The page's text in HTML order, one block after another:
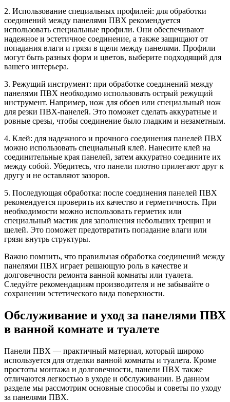
2. Использование специальных профилей: для обработки
соединений между панелями ПВХ рекомендуется
использовать специальные профили. Они обеспечивают
надежное и эстетичное соединение, а также защищают от
попадания влаги и грязи в щели между панелями. Профили
могут быть разных форм и цветов, выберите подходящий для
вашего интерьера.
3. Режущий инструмент: при обработке соединений между
панелями ПВХ необходимо использовать острый режущий
инструмент. Например, нож для обоев или специальный нож
для резки ПВХ-панелей. Это поможет сделать аккуратные и
ровные срезы, чтобы соединение было гладким и незаметным.
4. Клей: для надежного и прочного соединения панелей ПВХ
можно использовать специальный клей. Нанесите клей на
соединительные края панелей, затем аккуратно соедините их
между собой. Убедитесь, что панели плотно прилегают друг к
другу и не оставляют зазоров.
5. Последующая обработка: после соединения панелей ПВХ
рекомендуется проверить их качество и герметичность. При
необходимости можно использовать герметик или
специальный мастик для заполнения небольших трещин и
щелей. Это поможет предотвратить попадание влаги или
грязи внутрь структуры.
Важно помнить, что правильная обработка соединений между
панелями ПВХ играет решающую роль в качестве и
долговечности ремонта ванной комнаты или туалета.
Следуйте рекомендациям производителя и не забывайте о
сохранении эстетического вида поверхности.
Обслуживание и уход за панелями ПВХ
в ванной комнате и туалете
Панели ПВХ — практичный материал, который широко
используется для отделки ванной комнаты и туалета. Кроме
простоты монтажа и долговечности, панели ПВХ также
отличаются легкостью в уходе и обслуживании. В данном
разделе мы рассмотрим основные способы и советы по уходу
за панелями ПВХ.